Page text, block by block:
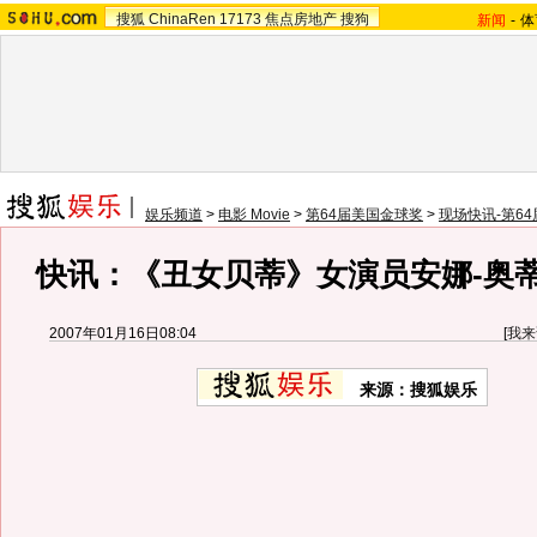
搜狐 ChinaRen 17173 焦点房地产 搜狗 新闻 -
娱乐频道 > 电影 Movie > 第64届美国金球奖 > 现场快讯-第64
快讯：《丑女贝蒂》女演员安娜-奥
2007年01月16日08:04 [我
来源：搜狐娱乐